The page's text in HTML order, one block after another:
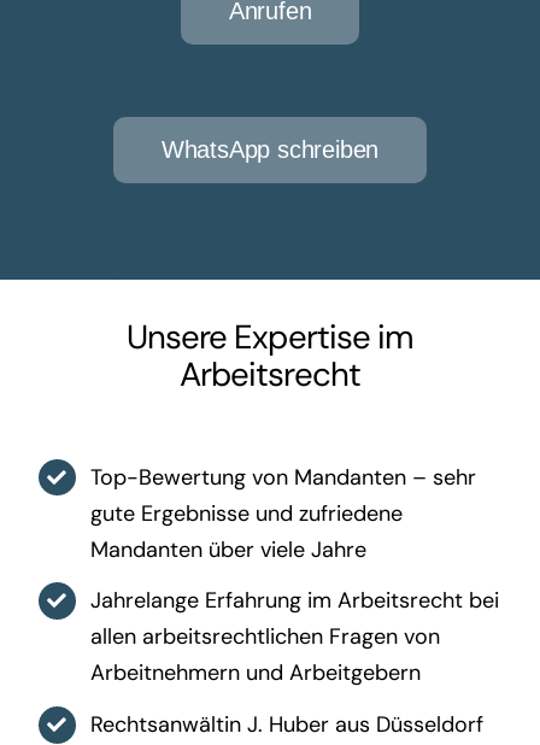
Anrufen
WhatsApp schreiben
Unsere Expertise im
Arbeitsrecht
Top-Bewertung von Mandanten – sehr
gute Ergebnisse und zufriedene
Mandanten über viele Jahre
Jahrelange Erfahrung im Arbeitsrecht bei
allen arbeitsrechtlichen Fragen von
Arbeitnehmern und Arbeitgebern
Rechtsanwältin J. Huber aus Düsseldorf